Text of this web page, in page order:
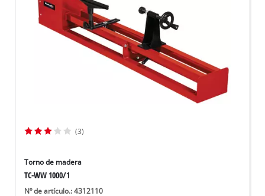
(3)
Torno de madera
TC-WW 1000/1
Nº de artículo.: 4312110